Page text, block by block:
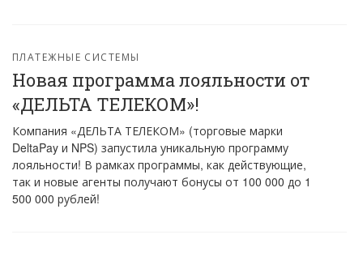
ПЛАТЕЖНЫЕ СИСТЕМЫ
Новая программа лояльности от
«ДЕЛЬТА ТЕЛЕКОМ»!
Компания «ДЕЛЬТА ТЕЛЕКОМ» (торговые марки
DeltaPay и NPS) запустила уникальную программу
лояльности! В рамках программы, как действующие,
так и новые агенты получают бонусы от 100 000 до 1
500 000 рублей!